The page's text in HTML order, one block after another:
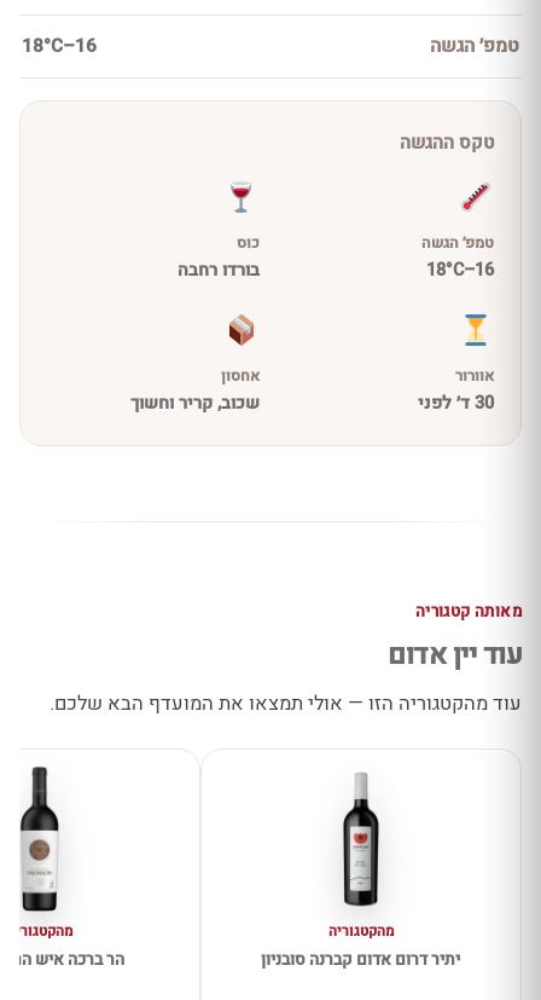
טמפ׳ הגשה 16–18°C
טקס ההגשה
טמפ׳ הגשה
16–18°C
כוס
בורדו רחבה
אוורור
30 ד׳ לפני
אחסון
שכוב, קריר וחשוך
מאותה קטגוריה
עוד יין אדום
עוד מהקטגוריה הזו — אולי תמצאו את המועדף הבא שלכם.
מהקטגוריה
יתיר דרום אדום קברנה סובניון
מהקטגוריה
הר ברכה איש